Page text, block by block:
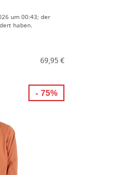
um 00:43; der
haben.
69,95 €
- 75%